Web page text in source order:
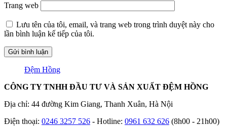
Trang web
Lưu tên của tôi, email, và trang web trong trình duyệt này cho
lần bình luận kế tiếp của tôi.
Đệm Hồng
CÔNG TY TNHH ĐẦU TƯ VÀ SẢN XUẤT ĐỆM HỒNG
Địa chỉ: 44 đường Kim Giang, Thanh Xuân, Hà Nội
Điện thoại: 0246 3257 526 - Hotline: 0961 632 626 (8h00 - 21h00)